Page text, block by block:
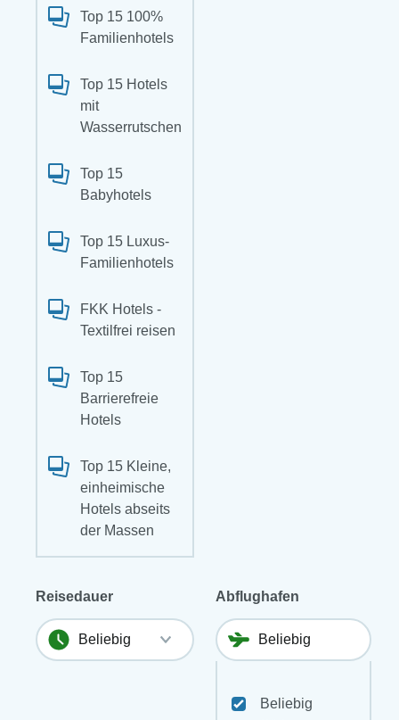
Top 15 100%
Familienhotels
Top 15 Hotels
mit
Wasserrutschen
Top 15
Babyhotels
Top 15 Luxus-
Familienhotels
FKK Hotels -
Textilfrei reisen
Top 15
Barrierefreie
Hotels
Top 15 Kleine,
einheimische
Hotels abseits
der Massen
Reisedauer Abflughafen
Beliebig